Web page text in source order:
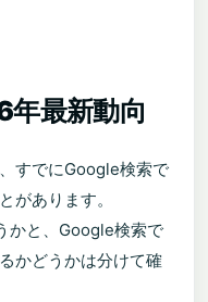
最新動向
すでにGoogle検索で
があります。
かと、Google検索で
かどうかは分けて確